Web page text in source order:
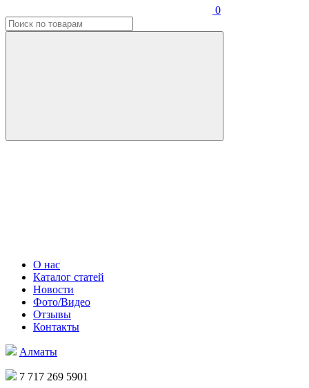
0
О нас
Каталог статей
Новости
Фото/Видео
Отзывы
Контакты
Алматы
7 717 269 5901